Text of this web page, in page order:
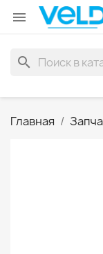

search
Главная